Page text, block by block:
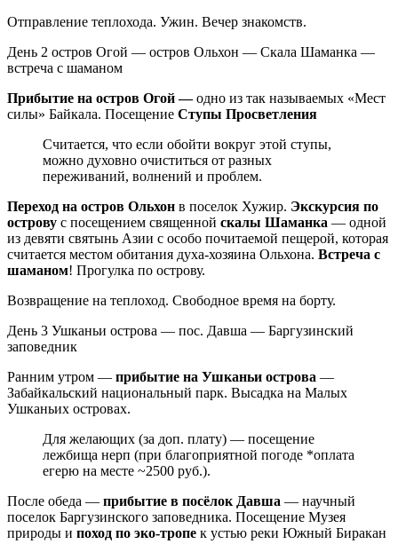
Отправление теплохода. Ужин. Вечер знакомств.
День 2 остров Огой — остров Ольхон — Скала Шаманка —
встреча с шаманом
Прибытие на остров Огой —одно из так называемых «Мест
силы» Байкала. Посещение Ступы Просветления
Считается, что если обойти вокруг этой ступы,
можно духовно очиститься от разных
переживаний, волнений и проблем.
Переход на остров Ольхон в поселок Хужир. Экскурсия по
острову с посещением священной скалы Шаманка — одной
из девяти святынь Азии с особо почитаемой пещерой, которая
считается местом обитания духа-хозяина Ольхона. Встреча с
шаманом! Прогулка по острову.
Возвращение на теплоход. Свободное время на борту.
День 3 Ушканьи острова — пос. Давша — Баргузинский
заповедник
Ранним утром — прибытие на Ушканьи острова —
Забайкальский национальный парк. Высадка на Малых
Ушканьих островах.
Для желающих (за доп. плату) — посещение
лежбища нерп (при благоприятной погоде *оплата
егерю на месте ~2500 руб.).
После обеда — прибытие в посёлок Давша — научный
поселок Баргузинского заповедника. Посещение Музея
природы и поход по эко-тропе к устью реки Южный Биракан